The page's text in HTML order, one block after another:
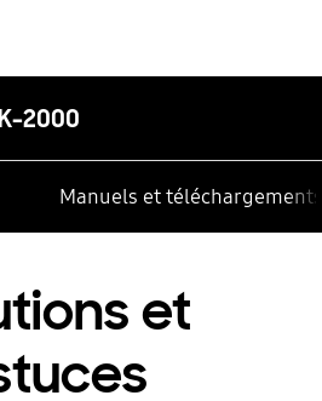
2000
Manuels et téléchargements
et